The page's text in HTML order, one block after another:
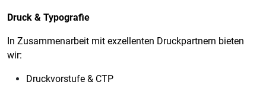
Druck & Typografie
In Zusammenarbeit mit exzellenten Druckpartnern bieten
wir:
Druckvorstufe & CTP